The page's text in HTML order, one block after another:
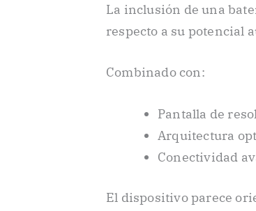
La inclusión de una
respecto a su potencial
Combinado con:
Pantalla de
Arquitectura
Conectividad
El dispositivo parece